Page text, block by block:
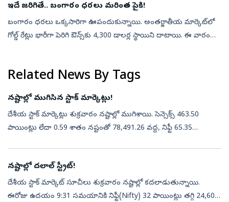
ఇదే జరిగితే.. బంగారం ధరలు మరింత పైకి!
బంగారం ధరలు ఒక్కసారిగా ఊపందుకున్నాయి. అంతర్జాతీయ మార్కెట్‌లో
గోల్డ్ రేట్లు భారీగా పెరిగి ఔన్స్‌కు 4,300 డాలర్ల స్థాయిని దాటాయి. ఈ వారం
Related News By Tags
నష్టాల్లో ముగిసిన స్టాక్ మార్కెట్లు!
దేశీయ స్టాక్ మార్కెట్లు శుక్రవారం నష్టాల్లో ముగిశాయి. సెన్సెక్స్ 463.50
పాయింట్లు లేదా 0.59 శాతం నష్టంతో 78,491.26 వద్ద, నిఫ్టీ 65.35
నష్టాల్లో దలాల్ స్ట్రీట్!
దేశీయ స్టాక్‌ మార్కెట్‌ సూచీలు శుక్రవారం నష్టాల్లో కదలాడుతున్నాయి.
ఈరోజు ఉదయం 9:31 సమయానికి నిఫ్టీ(Nifty) 32 పాయింట్లు తగ్గి 24,602